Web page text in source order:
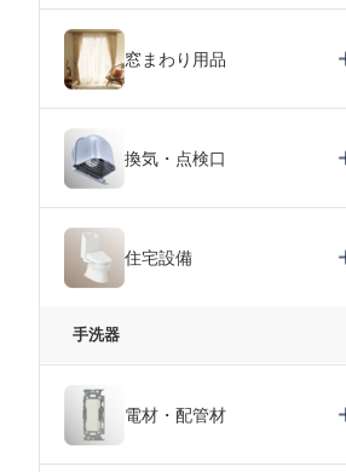
窓まわり用品
換気・点検口
住宅設備
手洗器
電材・配管材